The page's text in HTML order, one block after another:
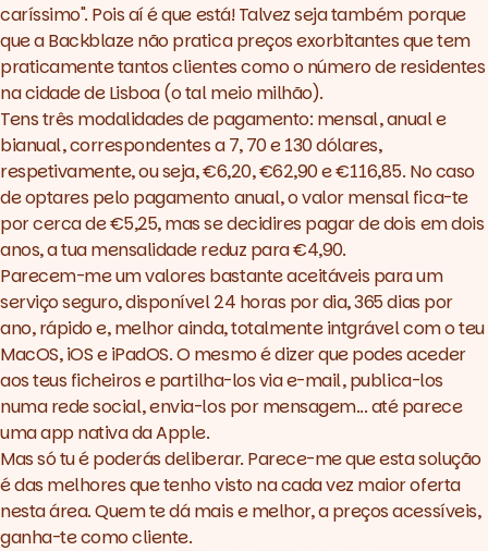
caríssimo". Pois aí é que está! Talvez seja também porque
que a Backblaze não pratica preços exorbitantes que tem
praticamente tantos clientes como o número de residentes
na cidade de Lisboa (o tal meio milhão).
Tens três modalidades de pagamento: mensal, anual e
bianual, correspondentes a 7, 70 e 130 dólares,
respetivamente, ou seja, €6,20, €62,90 e €116,85. No caso
de optares pelo pagamento anual, o valor mensal fica-te
por cerca de €5,25, mas se decidires pagar de dois em dois
anos, a tua mensalidade reduz para €4,90.
Parecem-me um valores bastante aceitáveis para um
serviçoseguro, disponível 24 horas por dia, 365 dias por
ano, rápido e, melhor ainda, totalmente intgrável com o teu
MacOS, iOS e iPadOS. O mesmo é dizer que podes aceder
aos teus ficheiros e partilha-los via e-mail, publica-los
numa rede social, envia-los por mensagem... até parece
uma app nativa da Apple.
Mas só tu é poderás deliberar. Parece-me que esta solução
é das melhores que tenho visto na cada vez maior oferta
nesta área. Quem te dá mais e melhor, a preços acessíveis,
ganha-te como cliente.